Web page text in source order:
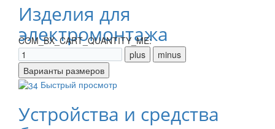
Изделия для
электромонтажа
COM_BX_CART_QUANTITY_ME:
Быстрый просмотр
Устройства и средства